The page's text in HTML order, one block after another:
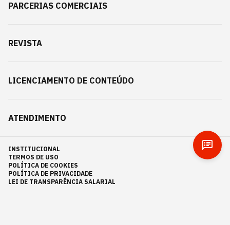
PARCERIAS COMERCIAIS
REVISTA
LICENCIAMENTO DE CONTEÚDO
ATENDIMENTO
INSTITUCIONAL
TERMOS DE USO
POLÍTICA DE COOKIES
POLÍTICA DE PRIVACIDADE
LEI DE TRANSPARÊNCIA SALARIAL